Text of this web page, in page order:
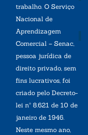
trabalho. O Serviço
Nacional de
Aprendizagem
Comercial – Senac,
pessoa jurídica de
direito privado, sem
fins lucrativos, foi
criado pelo Decreto-
lei nº 8.621 de 10 de
janeiro de 1946.
Neste mesmo ano,